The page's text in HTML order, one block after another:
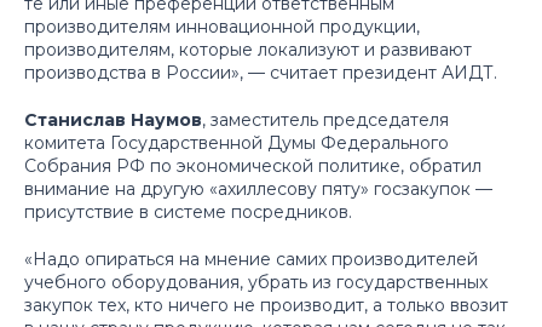
производителям инновационной продукции,
производителям, которые локализуют и развивают
производства в России», — считает президент АИДТ.
Станислав Наумов, заместитель председателя
комитета Государственной Думы Федерального
Собрания РФ по экономической политике, обратил
внимание на другую «ахиллесову пяту» госзакупок —
присутствие в системе посредников.
«Надо опираться на мнение самих производителей
учебного оборудования, убрать из государственных
закупок тех, кто ничего не производит, а только ввозит